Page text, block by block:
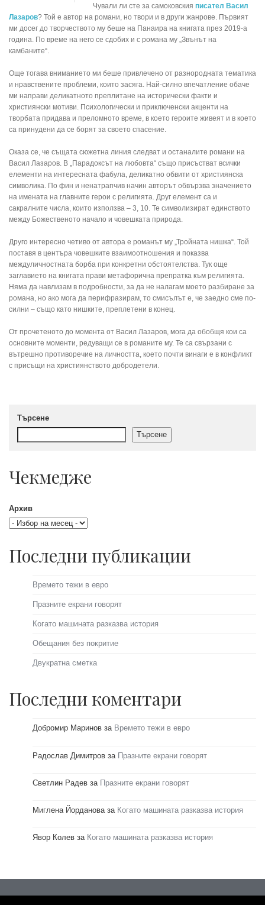
Чували ли сте за самоковския писател Васил
Лазаров? Той е автор на романи, но твори и в други жанрове. Първият
ми досег до творчеството му беше на Панаира на книгата през 2019-а
година. По време на него се сдобих и с романа му „Звънът на
камбаните“.
Още тогава вниманието ми беше привлечено от разнородната тематика
и нравствените проблеми, които засяга. Най-силно впечатление обаче
ми направи деликатното преплитане на исторически факти и
християнски мотиви. Психологически и приключенски акценти на
творбата придава и преломното време, в което героите живеят и в което
са принудени да се борят за своето спасение.
Оказа се, че същата сюжетна линия следват и останалите романи на
Васил Лазаров. В „Парадоксът на любовта“ също присъстват всички
елементи на интересната фабула, деликатно обвити от християнска
символика. По фин и ненатрапчив начин авторът обвързва значението
на имената на главните герои с религията. Друг елемент са и
сакралните числа, които използва – 3, 10. Те символизират единството
между Божественото начало и човешката природа.
Друго интересно четиво от автора е романът му „Тройната нишка“. Той
поставя в центъра човешките взаимоотношения и показва
междуличностната борба при конкретни обстоятелства. Тук още
заглавието на книгата прави метафорична препратка към религията.
Няма да навлизам в подробности, за да не налагам моето разбиране за
романа, но ако мога да перифразирам, то смисълът е, че заедно сме по-
силни – също като нишките, преплетени в конец.
От прочетеното до момента от Васил Лазаров, мога да обобщя кои са
основните моменти, редуващи се в романите му. Те са свързани с
вътрешно противоречие на личността, което почти винаги е в конфликт
с присъщи на християнството добродетели.
Търсене
Търсене
Чекмедже
Архив
Последни публикации
Времето тежи в евро
Празните екрани говорят
Когато машината разказва история
Обещания без покритие
Двукратна сметка
Последни коментари
Добромир Маринов за Времето тежи в евро
Радослав Димитров за Празните екрани говорят
Светлин Радев за Празните екрани говорят
Миглена Йорданова за Когато машината разказва история
Явор Колев за Когато машината разказва история